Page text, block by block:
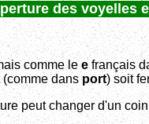
des voyelles
comme lee français
dans port) soit
peut changer d'un